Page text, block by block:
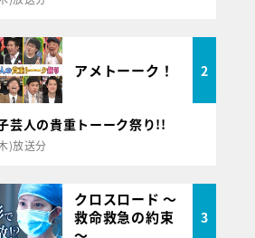
アメトーーク！ 2
芸人の貴重トーーク祭り!!
)放送分
クロスロード ～
救命救急の約束
3